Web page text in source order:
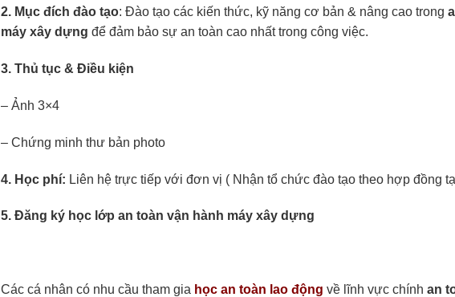
2. Mục đích đào tạo: Đào tạo các kiến thức, kỹ năng cơ bản & nâng cao trong
máy xây dựng để đảm bảo sự an toàn cao nhất trong công việc.
3. Thủ tục & Điều kiện
– Ảnh 3×4
– Chứng minh thư bản photo
4. Học phí: Liên hệ trực tiếp với đơn vị ( Nhận tổ chức đào tạo theo hợp đồng
5. Đăng ký học lớp an toàn vận hành máy xây dựng
Các cá nhân có nhu cầu tham gia học an toàn lao động về lĩnh vực chính an